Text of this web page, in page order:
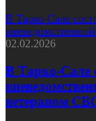
В Тарко-Сале
02.02.2026
В Тарко-Сале
ветераном